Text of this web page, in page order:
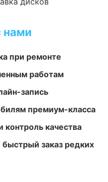
нами
при ремонте
работам
запись
премиум-класса
качества
заказ редких